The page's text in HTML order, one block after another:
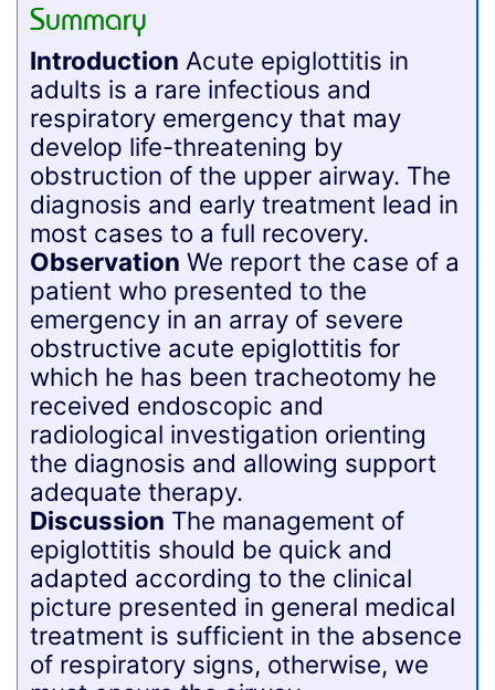
Summary
Introduction Acute epiglottitis in
adults is a rare infectious and
respiratory emergency that may
develop life-threatening by
obstruction of the upper airway. The
diagnosis and early treatment lead in
most cases to a full recovery.
Observation We report the case of a
patient who presented to the
emergency in an array of severe
obstructive acute epiglottitis for
which he has been tracheotomy he
received endoscopic and
radiological investigation orienting
the diagnosis and allowing support
adequate therapy.
Discussion The management of
epiglottitis should be quick and
adapted according to the clinical
picture presented in general medical
treatment is sufficient in the absence
of respiratory signs, otherwise, we